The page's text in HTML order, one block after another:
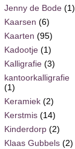
Jenny de Bode (1)
Kaarsen (6)
Kaarten (95)
Kadootje (1)
Kalligrafie (3)
kantoorkalligrafie
(1)
Keramiek (2)
Kerstmis (14)
Kinderdorp (2)
Klaas Gubbels (2)